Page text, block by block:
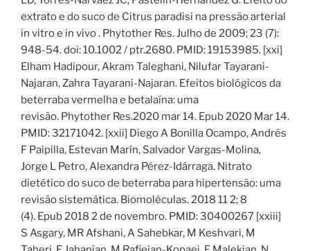
extrato e do suco de Citrus paradisi na pressão arterial
in vitro e in vivo . Phytother Res. Julho de 2009; 23 (7):
948-54. doi: 10.1002 / ptr.2680. PMID: 19153985. [xxi]
Elham Hadipour, Akram Taleghani, Nilufar Tayarani-
Najaran, Zahra Tayarani-Najaran. Efeitos biológicos da
beterraba vermelha e betalaína: uma
revisão. Phytother Res.2020 mar 14. Epub 2020 Mar 14.
PMID: 32171042. [xxii] Diego A Bonilla Ocampo, Andrés
F Paipilla, Estevan Marín, Salvador Vargas-Molina,
Jorge L Petro, Alexandra Pérez-Idárraga. Nitrato
dietético do suco de beterraba para hipertensão: uma
revisão sistemática. Biomoléculas. 2018 11 2; 8
(4). Epub 2018 2 de novembro. PMID: 30400267 [xxiii]
S Asgary, MR Afshani, A Sahebkar, M Keshvari, M